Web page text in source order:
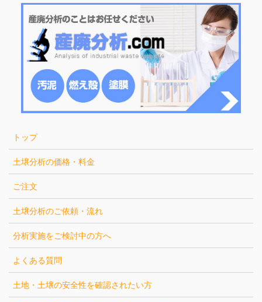
トップ
土壌分析の価格・料金
ご注文
土壌分析のご依頼・流れ
分析実施をご検討中の方へ
よくある質問
土地・土壌の安全性を確認されたい方